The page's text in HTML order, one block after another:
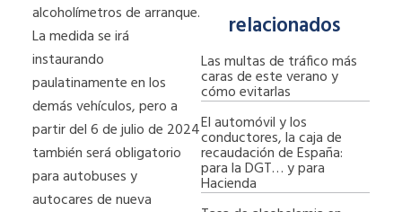
alcoholímetros de arranque.
La medida se irá
instaurando
paulatinamente en los
demás vehículos, pero a
partir del 6 de julio de 2024
también será obligatorio
para autobuses y
autocares de nueva
relacionados
Las multas de tráfico más
caras de este verano y
cómo evitarlas
El automóvil y los
conductores, la caja de
recaudación de España:
para la DGT… y para
Hacienda